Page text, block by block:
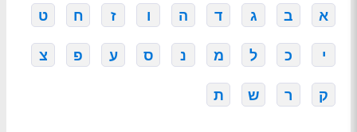
א ב ג ד ה ו ז ח ט
י כ ל מ נ ס ע פ צ
ק ר ש ת